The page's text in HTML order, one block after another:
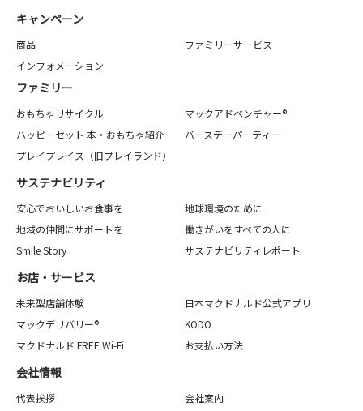
キャンペーン
商品
ファミリーサービス
インフォメーション
ファミリー
おもちゃリサイクル
マックアドベンチャー®
ハッピーセット 本・おもちゃ紹介
バースデーパーティー
プレイプレイス（旧プレイランド）
サステナビリティ
安心でおいしいお食事を
地球環境のために
地域の仲間にサポートを
働きがいをすべての人に
Smile Story
サステナビリティレポート
お店・サービス
未来型店舗体験
日本マクドナルド公式アプリ
マックデリバリー®
KODO
マクドナルド FREE Wi-Fi
お支払い方法
会社情報
代表挨拶
会社案内